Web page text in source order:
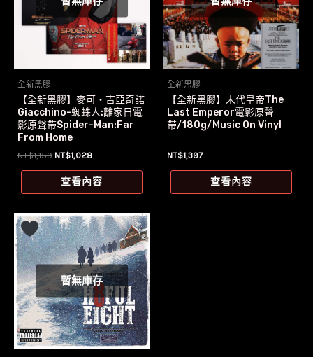
全新黑膠
【全新黑膠】麥可‧吉亞奇諾
Giacchino-蜘蛛人:離家日電
影原聲帶Spider-Man:Far
From Home
NT$1,159 原
價
格：
NT$1,028目
價
格：
查看內容
全新黑膠
【全新黑膠】末代皇帝The
Last Emperor電影原聲
帶/180g/Music On Vinyl
NT$1,397
查看內容
暫無庫存